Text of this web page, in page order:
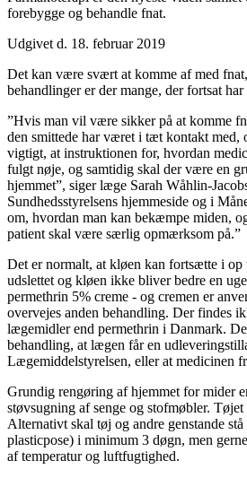
forebygge og behandle fnat.
Udgivet d. 18. februar 2019
Det kan være svært at komme af med
behandlinger er der mange, der fortsat
”Hvis man vil være sikker på at komme
den smittede har været i tæt kontakt med,
vigtigt, at instruktionen for, hvordan
fulgt nøje, og samtidig skal der være en
hjemmet”, siger læge Sarah Wåhlin-
Sundhedsstyrelsens hjemmeside og i
om, hvordan man kan bekæmpe miden,
patient skal være særlig opmærksom på.”
Det er normalt, at kløen kan fortsætte i
udslettet og kløen ikke bliver bedre en
permethrin 5% creme - og cremen er
overvejes anden behandling. Der findes
lægemidler end permethrin i Danmark.
behandling, at lægen får en
Lægemiddelstyrelsen, eller at medicinen
Grundig rengøring af hjemmet for mider
støvsugning af senge og stofmøbler. Tøjet
Alternativt skal tøj og andre genstande
plasticpose) i minimum 3 døgn, men
af temperatur og luftfugtighed.